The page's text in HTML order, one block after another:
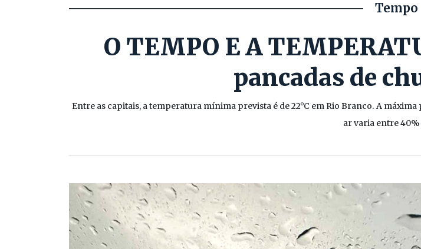
Tempo
O TEMPO E A
pancadas de
Entre as capitais, a temperatura mínima prevista é de 22°C em Rio Branco. A
ar varia entre 40%